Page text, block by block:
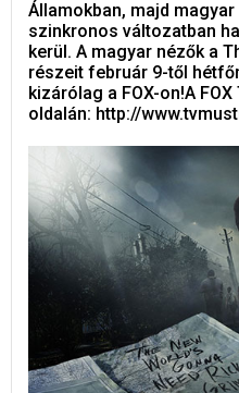
Államokban, majd
szinkronos változatban
kerül. A magyar nézők a
részeit február 9-től
kizárólag a FOX-on!A
oldalán: http://